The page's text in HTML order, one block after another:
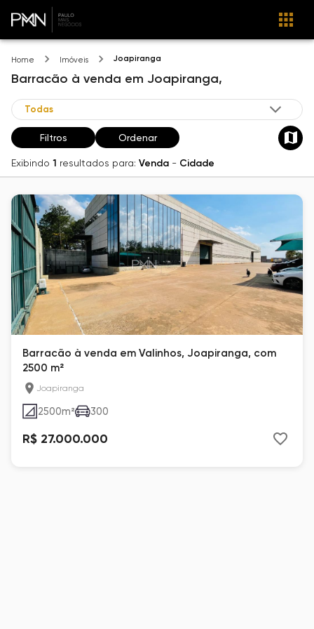
Home Imóveis Joapiranga
Barracão à venda em Joapiranga,
Filtros Ordenar
Exibindo 1 resultados para: Venda - Cidade
Barracão à venda em Valinhos, Joapiranga, com
2500 m²
Joapiranga
2500m² 300
R$ 27.000.000